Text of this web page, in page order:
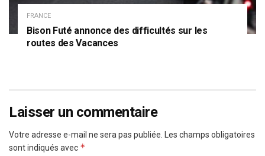
FRANCE
Bison Futé annonce des difficultés sur les
routes des Vacances
Laisser un commentaire
Votre adresse e-mail ne sera pas publiée.
Les champs obligatoires
sont indiqués avec *